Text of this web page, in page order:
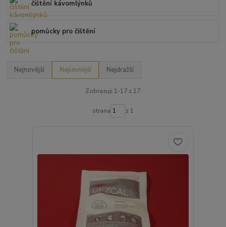
čištění kávomlýnků
pomůcky pro čištění
Nejnovější Nejlevnější Nejdražší
Zobrazuji 1-17 z 17
strana z 1